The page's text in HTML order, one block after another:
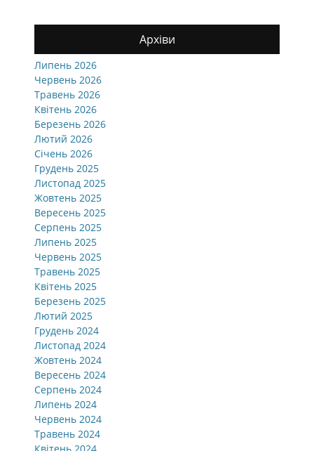
Архіви
Липень 2026
Червень 2026
Травень 2026
Квітень 2026
Березень 2026
Лютий 2026
Січень 2026
Грудень 2025
Листопад 2025
Жовтень 2025
Вересень 2025
Серпень 2025
Липень 2025
Червень 2025
Травень 2025
Квітень 2025
Березень 2025
Лютий 2025
Грудень 2024
Листопад 2024
Жовтень 2024
Вересень 2024
Серпень 2024
Липень 2024
Червень 2024
Травень 2024